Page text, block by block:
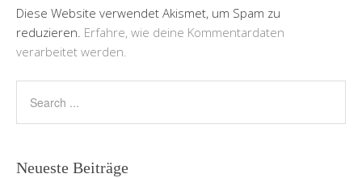
Diese Website verwendet Akismet, um Spam zu
reduzieren. Erfahre, wie deine Kommentardaten
verarbeitet werden.
Neueste Beiträge